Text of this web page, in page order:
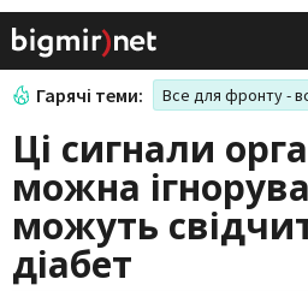
Гарячі теми: Все для фронту -
Ці сигнали
можна
можуть
діабет